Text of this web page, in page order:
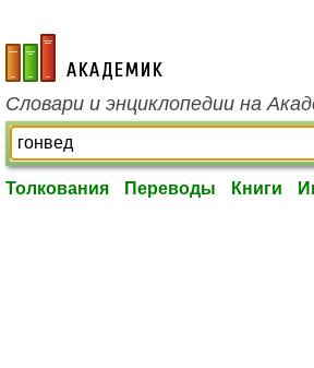
academic.ru
Словари и энциклопедии на
Толкования Переводы Книги